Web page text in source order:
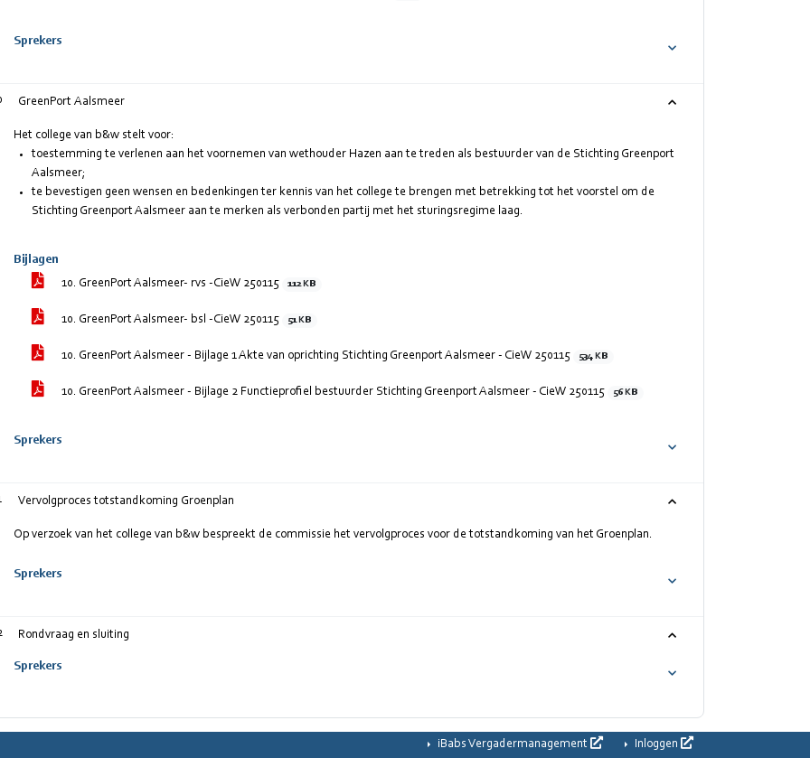
Sprekers
GreenPort Aalsmeer
Het college van b&w stelt voor:
toestemming te verlenen aan het voornemen van wethouder Hazen aan te treden als bestuurder van de Stichting Greenport
Aalsmeer;
te bevestigen geen wensen en bedenkingen ter kennis van het college te brengen met betrekking tot het voorstel om de
Stichting Greenport Aalsmeer aan te merken als verbonden partij met het sturingsregime laag.
Bijlagen
10. GreenPort Aalsmeer- rvs -CieW 250115
112 KB
10. GreenPort Aalsmeer- bsl -CieW 250115 51 KB
10. GreenPort Aalsmeer - Bijlage 1 Akte van oprichting Stichting Greenport Aalsmeer - CieW 250115 534 KB
10. GreenPort Aalsmeer - Bijlage 2 Functieprofiel bestuurder Stichting Greenport Aalsmeer - CieW 250115 56 KB
Sprekers
Vervolgproces totstandkoming Groenplan
Op verzoek van het college van b&w bespreekt de commissie het vervolgproces voor de totstandkoming van het Groenplan.
Sprekers
Rondvraag en sluiting
Sprekers
iBabs Vergadermanagement Inloggen